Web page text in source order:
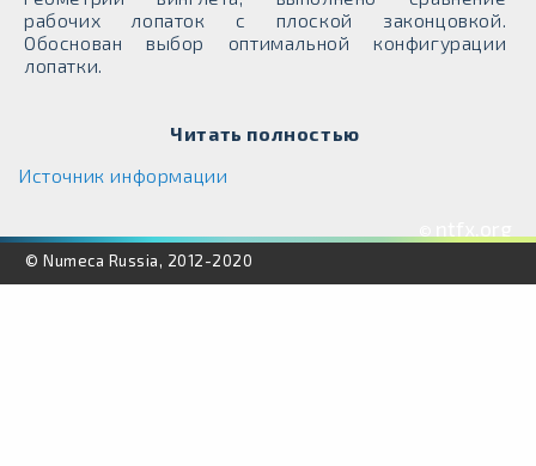
рабочих лопаток с плоской законцовкой.
Обоснован выбор оптимальной конфигурации
лопатки.
Читать полностью
Источник информации
© Numeca Russia, 2012-2020